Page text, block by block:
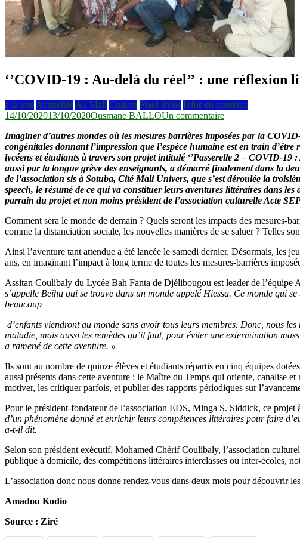
‘’COVID-19 : Au-delà du réel’’ : une
à la une Actualités Au Mali Culture Flash infos Infos en continus
14/10/202013/10/2020Ousmane BALLOUn commentairesur
19 :
Au-
delà
du
réel’’ :
une
réflexion
sur
l’avenir
l’humanité
Imaginer d’autres mondes où les mesures barrières imposées par la
congénitales donnant l’impression que l’espèce humaine est en train
lycéens et étudiants à travers son projet intitulé ‘’Passerelle 2 – COVID-
aussi par la longue grève des enseignants, a démarré finalement dans la
de l’association sis à Sotuba, Cité Mali Univers, que s’est déroulée la
speech, le résumé de ce qui va constituer leurs aventures littéraires dans
parrain du projet et non moins président de l’association culturelle Acte
Comment sera le monde de demain ? Quels seront les impacts des mesures-
comme la distanciation sociale, les nouvelles manières de se saluer ? Telles
Ainsi l’aventure tant attendue a été lancée le samedi dernier. Désormais, les
ans, en imaginant l’impact à long terme de toutes les mesures-barrières
Assitan Coulibaly du Lycée Bah Fanta de Djélibougou est leader de l’équipe
s’appelle Beihu qui se trouve dans un monde appelé Hiessa. Ce monde qui
beaucoup
d’enfants viendront au monde sans avoir tous leurs membres. Donc, nous
maladie, mais aussi les remèdes qu’il faut, pour éviter une extermination
a ramené de cette aventure. »
Ils sont au nombre de quinze élèves et étudiants répartis en cinq équipes
aussi présents dans cette aventure : le Maître du Temps qui oriente, canalise
motiver, les critiquer parfois, et publier des rapports périodiques sur
Pour le président-fondateur de l’association EDS, Minga S. Siddick, ce projet
d’un phénomène donné et enrichir leurs compétences littéraires pour faire
a-t-il dit.
Selon son président exécutif, Mohamed Chérif Coulibaly, l’association
publique à domicile, des compétitions littéraires interclasses ou inter-écoles,
L’association donc nous donne rendez-vous dans deux mois pour découvrir
Amadou Kodio
Source : Ziré